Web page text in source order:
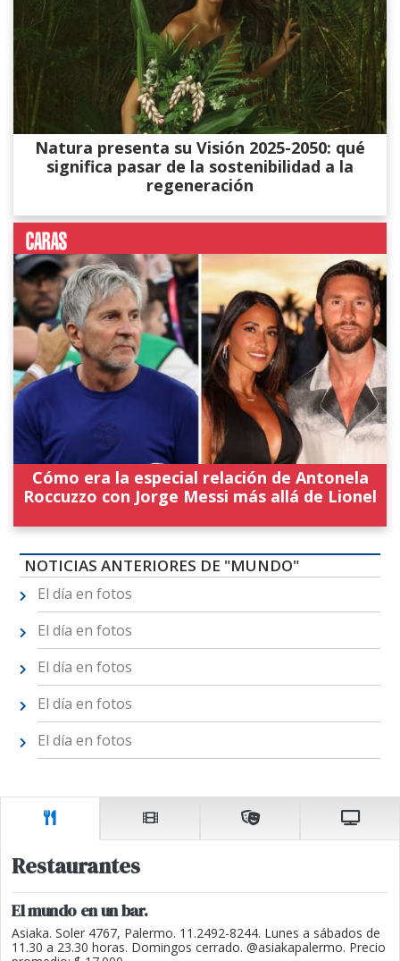
Natura presenta su Visión 2025-2050: qué
significa pasar de la sostenibilidad a la
regeneración
Cómo era la especial relación de Antonela
Roccuzzo con Jorge Messi más allá de Lionel
NOTICIAS ANTERIORES DE "MUNDO"
El día en fotos
El día en fotos
El día en fotos
El día en fotos
El día en fotos
Restaurantes
El mundo en un bar.
Asiaka. Soler 4767, Palermo. 11.2492-8244. Lunes a sábados de
11.30 a 23.30 horas. Domingos cerrado. @asiakapalermo. Precio